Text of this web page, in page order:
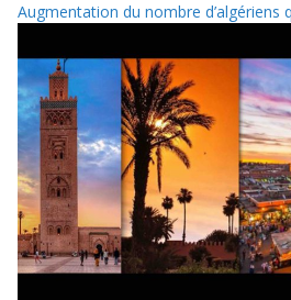
Augmentation du nombre d’algériens